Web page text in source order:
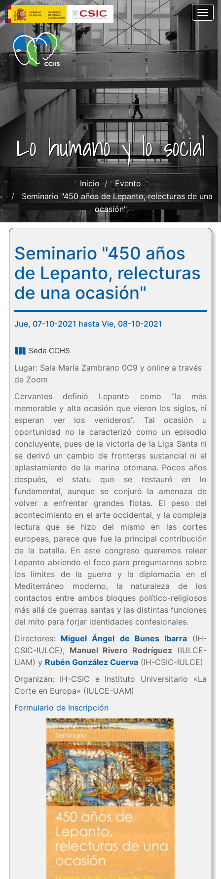
Pasar
al
contenido
principal
Lo humano y lo social
Inicio
Evento
Seminario "450 años de Lepanto, relecturas de una
ocasión"
Seminario "450 años
de Lepanto, relecturas
de una ocasión"
Jue, 07-10-2021 hasta Vie, 08-10-2021
Sede CCHS
Lugar: Sala María Zambrano 0C9 y online a través
de Zoom
Cervantes definió Lepanto como “la más
memorable y alta ocasión que vieron los siglos, ni
esperan ver los venideros”. Tal ocasión u
oportunidad no la caracterizó como un episodio
concluyente, pues de la victoria de la Liga Santa ni
se derivó un cambio de fronteras sustancial ni el
aplastamiento de la marina otomana. Pocos años
después, el statu quo se restauró en lo
fundamental, aunque se conjuró la amenaza de
volver a enfrentar grandes flotas. El peso del
acontecimiento en el arte occidental, y la compleja
lectura que se hizo del mismo en las cortes
europeas, parece que fue la principal contribución
de la batalla. En este congreso queremos releer
Lepanto abriendo el foco para preguntarnos sobre
los límites de la guerra y la diplomacia en el
Mediterráneo moderno, la naturaleza de los
contactos entre ambos bloques político-religiosos
más allá de guerras santas y las distintas funciones
del mito para forjar identidades confesionales.
Directores: Miguel Ángel de Bunes Ibarra(IH-
CSIC-IULCE), Manuel Rivero Rodríguez (IULCE-
UAM) y Rubén González Cuerva(IH-CSIC-IULCE)
Organizan: IH-CSIC e Instituto Universitario «La
Corte en Europa» (IULCE-UAM)
Formulario de Inscripción